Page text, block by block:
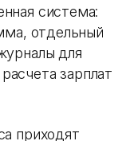
система:
отдельный
для
зарплат
приходят